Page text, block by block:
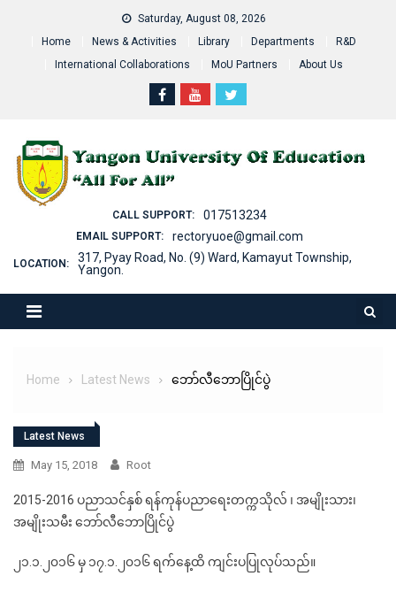
Saturday, August 08, 2026
Home
News & Activities Library Departments
R&D
International Collaborations
MoU Partners About Us
CALL SUPPORT: 017513234
EMAIL SUPPORT: rectoryuoe@gmail.com
LOCATION:
317, Pyay Road, No. (9) Ward, Kamayut Township,
Yangon.
Home Latest News ဘော်လီဘောပြိုင်ပွဲ
Latest News
May 15, 2018 Root
2015-2016 ပညာသင်နှစ် ရန်ကုန်ပညာရေးတက္ကသိုလ် ၊ အမျိုးသား၊
အမျိုးသမီး ဘော်လီဘောပြိုင်ပွဲ
၂၁.၁.၂၀၁၆ မှ ၁၇.၁.၂၀၁၆ ရက်နေ့ထိ ကျင်းပပြုလုပ်သည်။